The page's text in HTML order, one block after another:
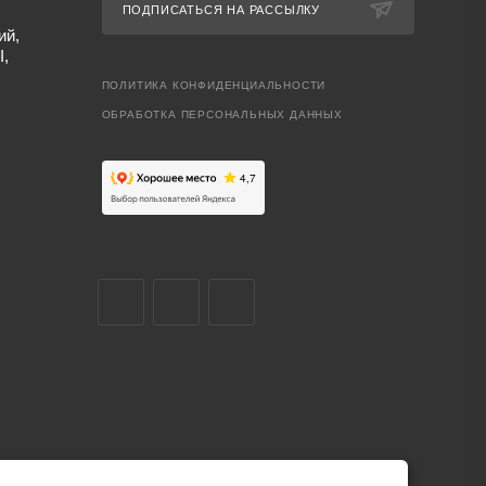
ПОДПИСАТЬСЯ НА РАССЫЛКУ
ПОЛИТИКА КОНФИДЕНЦИАЛЬНОСТИ
ОБРАБОТКА ПЕРСОНАЛЬНЫХ ДАННЫХ